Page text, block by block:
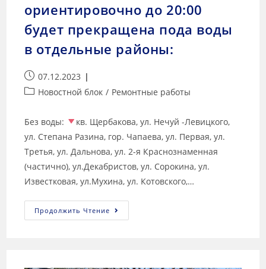
ориентировочно до 20:00
будет прекращена пода воды
в отдельные районы:
07.12.2023
Новостной блок / Ремонтные работы
Без воды:
кв. Щербакова, ул. Нечуй -Левицкого,
ул. Степана Разина, гор. Чапаева, ул. Первая, ул.
Третья, ул. Дальнова, ул. 2-я Краснознаменная
(частично), ул.Декабристов, ул. Сорокина, ул.
Известковая, ул.Мухина, ул. Котовского,…
Продолжить Чтение